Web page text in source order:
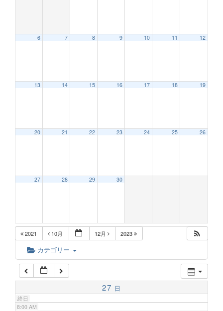
6 7 8 9 10 11 12
13 14 15 16 17 18 19
20 21 22 23 24 25 26
27 28 29 30
2021 10月 12月 2023
カテゴリー
27 日
終日
2:00 AM
6:00 AM
7:00 AM
8:00 AM